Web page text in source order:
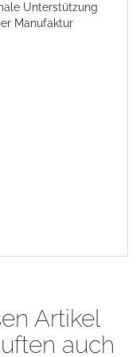
Unterstützung
Manufaktur
Artikel
auch